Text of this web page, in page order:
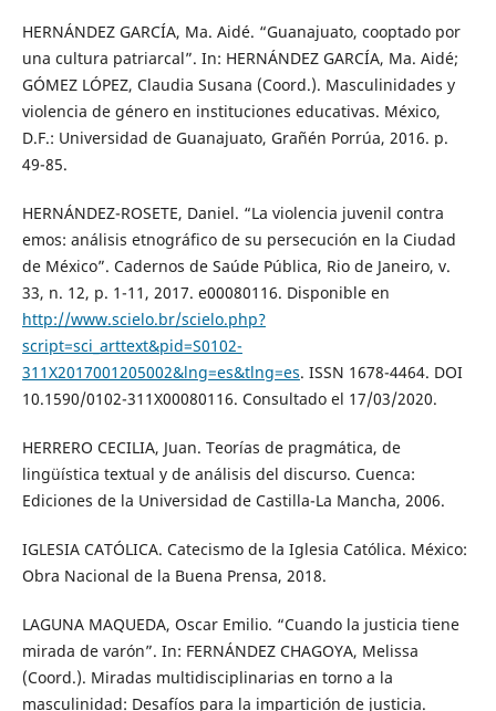
HERNÁNDEZ GARCÍA, Ma. Aidé. “Guanajuato, cooptado por
una cultura patriarcal”. In: HERNÁNDEZ GARCÍA, Ma. Aidé;
GÓMEZ LÓPEZ, Claudia Susana (Coord.). Masculinidades y
violencia de género en instituciones educativas. México,
D.F.: Universidad de Guanajuato, Grañén Porrúa, 2016. p.
49-85.
HERNÁNDEZ-ROSETE, Daniel. “La violencia juvenil contra
emos: análisis etnográfico de su persecución en la Ciudad
de México”. Cadernos de Saúde Pública, Rio de Janeiro, v.
33, n. 12, p. 1-11, 2017. e00080116. Disponible en
http://www.scielo.br/scielo.php?
script=sci_arttext&pid=S0102-
311X2017001205002&lng=es&tlng=es. ISSN 1678-4464. DOI
10.1590/0102-311X00080116. Consultado el 17/03/2020.
HERRERO CECILIA, Juan. Teorías de pragmática, de
lingüística textual y de análisis del discurso. Cuenca:
Ediciones de la Universidad de Castilla-La Mancha, 2006.
IGLESIA CATÓLICA. Catecismo de la Iglesia Católica. México:
Obra Nacional de la Buena Prensa, 2018.
LAGUNA MAQUEDA, Oscar Emilio. “Cuando la justicia tiene
mirada de varón”. In: FERNÁNDEZ CHAGOYA, Melissa
(Coord.). Miradas multidisciplinarias en torno a la
masculinidad: Desafíos para la impartición de justicia.